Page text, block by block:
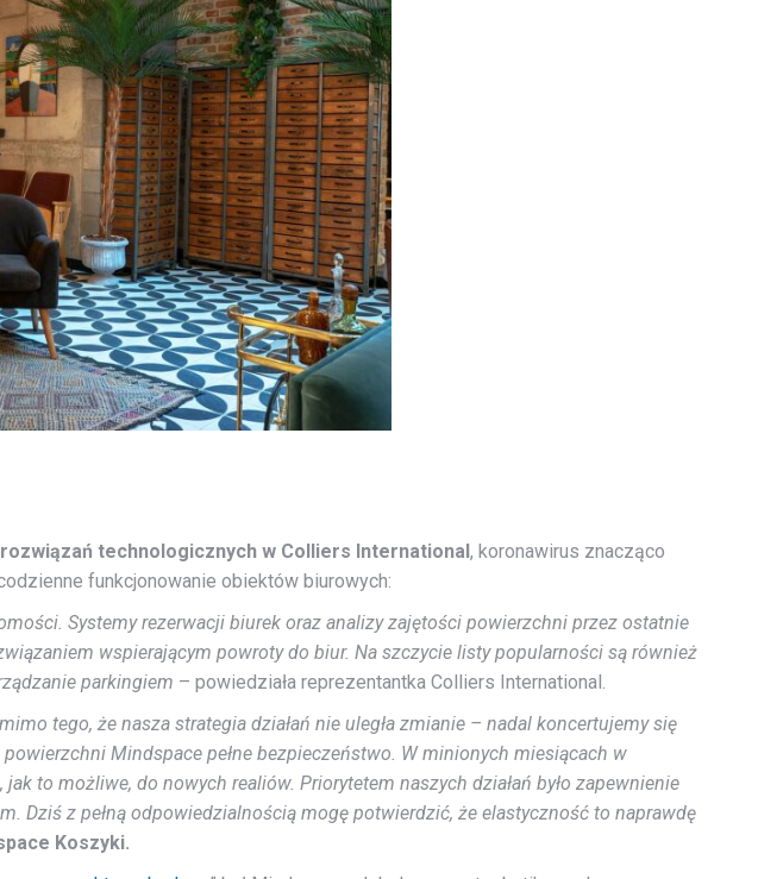
technologicznych w Colliers International, koronawirus znacząco
funkcjonowanie obiektów biurowych:
Systemy rezerwacji biurek oraz analizy zajętości powierzchni przez ostatnie
wspierającym powroty do biur. Na szczycie listy popularności są również
parkingiem – powiedziała reprezentantka Colliers International.
tego, że nasza strategia działań nie uległa zmianie – nadal koncertujemy się
Mindspace pełne bezpieczeństwo. W minionych miesiącach w
to możliwe, do nowych realiów. Priorytetem naszych działań było zapewnienie
Dziś z pełną odpowiedzialnością mogę potwierdzić, że elastyczność to naprawdę
Koszyki.